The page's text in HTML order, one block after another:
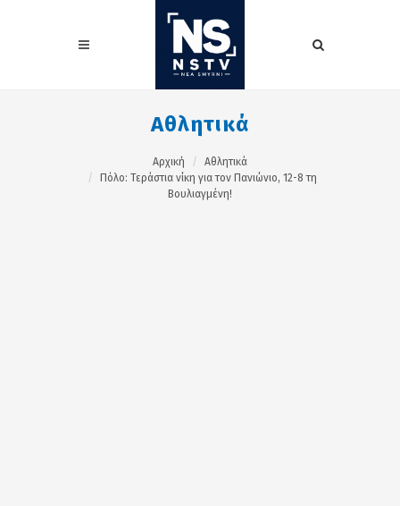
Αθλητικά
Αρχική
Αθλητικά
Πόλο: Τεράστια νίκη για τον Πανιώνιο, 12-8 τη
Βουλιαγμένη!